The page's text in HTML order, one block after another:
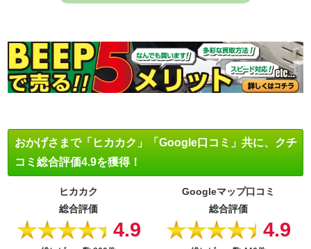
おかげさまで「ヒカカク」「Google口コミ」共に、クチ
コミ総合評価4.9を獲得！
ヒカカク
総合評価
★★★★★4.9
Googleマップ口コミ
総合評価
★★★★★4.9